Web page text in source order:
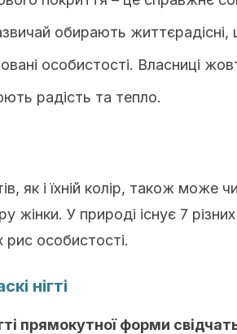
обирають життєрадісні,
особистості. Власниці
радість та тепло.
як і їхній колір, також може
жінки. У природі існує 7
особистості.
нігті
прямокутної форми